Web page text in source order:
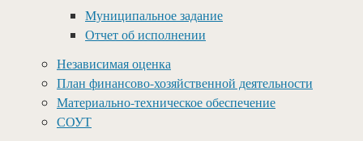
Муниципальное задание
Отчет об исполнении
Независимая оценка
План финансово-хозяйственной деятельности
Материально-техническое обеспечение
СОУТ